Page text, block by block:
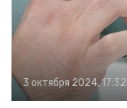
3 октября 2024, 17:32